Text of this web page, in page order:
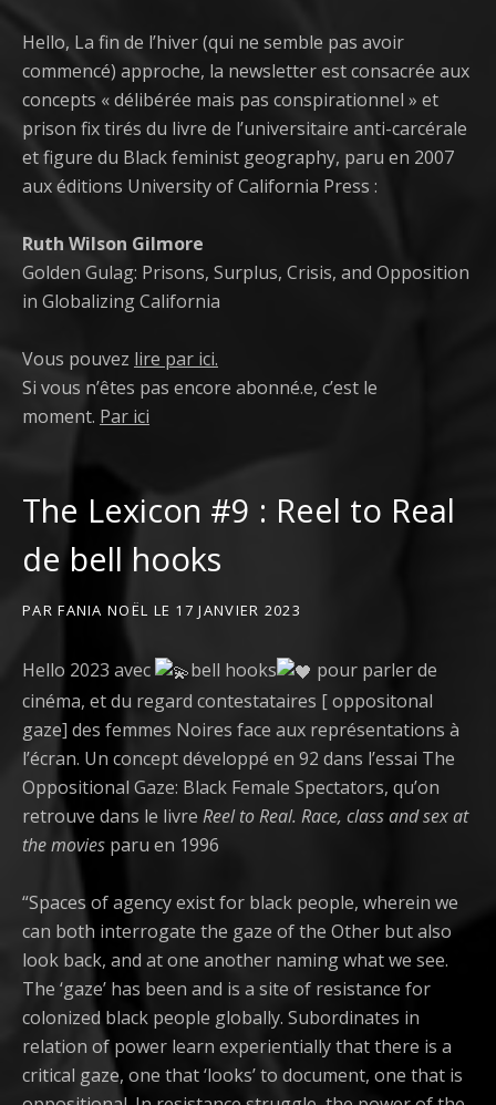
Hello, La fin de l’hiver (qui ne semble pas avoir
commencé) approche, la newsletter est consacrée aux
concepts « délibérée mais pas conspirationnel » et
prison fix tirés du livre de l’universitaire anti-carcérale
et figure du Black feminist geography, paru en 2007
aux éditions University of California Press :
Ruth Wilson Gilmore
Golden Gulag: Prisons, Surplus, Crisis, and Opposition
in Globalizing California
Vous pouvez lire par ici.
Si vous n’êtes pas encore abonné.e, c’est le
moment. Par ici
The Lexicon #9 : Reel to Real
de bell hooks
PARFANIA NOËL LE 17 JANVIER 2023
Hello 2023 avec bell hooks
pour parler de
cinéma, et du regard contestataires [ oppositonal
gaze] des femmes Noires face aux représentations à
l’écran. Un concept développé en 92 dans l’essai The
Oppositional Gaze: Black Female Spectators, qu’on
retrouve dans le livre Reel to Real. Race, class and sex at
the movies paru en 1996
“Spaces of agency exist for black people, wherein we
can both interrogate the gaze of the Other but also
look back, and at one another naming what we see.
The ‘gaze’ has been and is a site of resistance for
colonized black people globally. Subordinates in
relation of power learn experientially that there is a
critical gaze, one that ‘looks’ to document, one that is